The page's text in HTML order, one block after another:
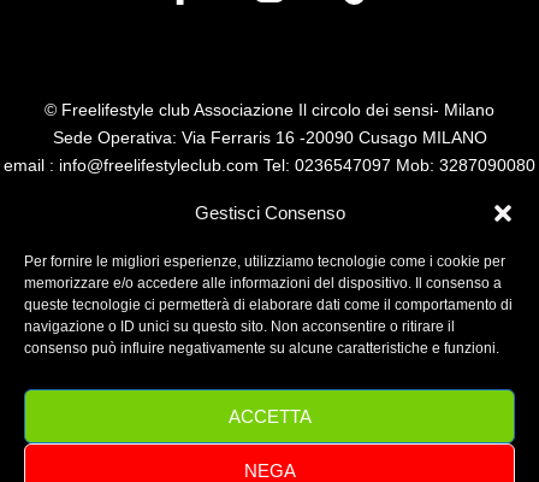
Gestisci Consenso
Per fornire le migliori esperienze, utilizziamo tecnologie come i cookie per
memorizzare e/o accedere alle informazioni del dispositivo. Il consenso a
queste tecnologie ci permetterà di elaborare dati come il comportamento di
navigazione o ID unici su questo sito. Non acconsentire o ritirare il
consenso può influire negativamente su alcune caratteristiche e funzioni.
ACCETTA
NEGA
© Freelifestyle club Associazione Il circolo dei sensi- Milano
Sede Operativa: Via Ferraris 16 -20090 Cusago MILANO
email : info@freelifestyleclub.com Tel: 0236547097 Mob: 3287090080